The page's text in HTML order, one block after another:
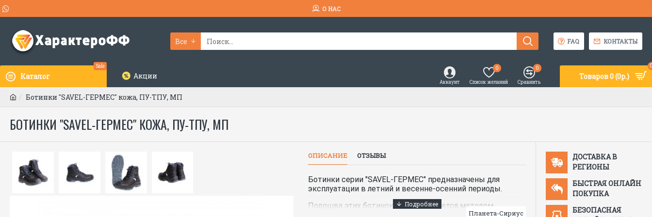
О НАС
Все FAQ КОНТАКТЫ
Каталог
Sale
Акции
Аккаунт Список желаний
0
Сравнить
0
Товаров 0 (0р.)
Ботинки "SAVEL-ГЕРМЕС" кожа, ПУ-ТПУ, МП
БОТИНКИ "SAVEL-ГЕРМЕС" КОЖА, ПУ-ТПУ, МП
ОПИСАНИЕ ОТЗЫВЫ
Ботинки серии "SAVEL-ГЕРМЕС" предназначены для
эксплуатации в летний и весенне-осенний периоды.
Подошва этих ботинок изготавливается методом
прямого прилива полиуретана и термопластичногоПланета-Сириус
ДОСТАВКА В
РЕГИОНЫ
БЫСТРАЯ ОНЛАЙН
ПОКУПКА
БЕЗОПАСНАЯ